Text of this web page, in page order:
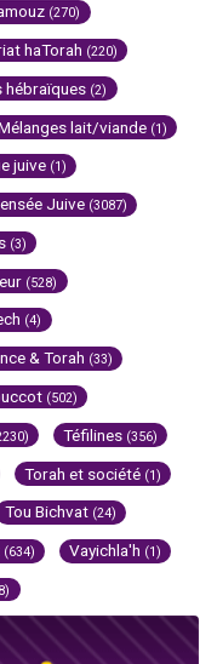
(270)
haTorah (220)
hébraïques (2)
lait/viande (1)
juive (1)
Juive (3087)
(3)
(528)
(4)
& Torah (33)
(502)
Téfilines (356)
Torah et société (1)
Tou Bichvat (24)
(634) Vayichla'h (1)